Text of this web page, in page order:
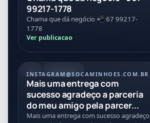
99217-1778
Chama que dá negócio 📲 67 99217-
1778
Ver publicacao
INSTAGRAM@SOCAMINHOES.COM.BR
Mais uma entrega com
sucesso agradeço a parceria
do meu amigo pela parcer...
Mais uma entrega com sucesso agradeço